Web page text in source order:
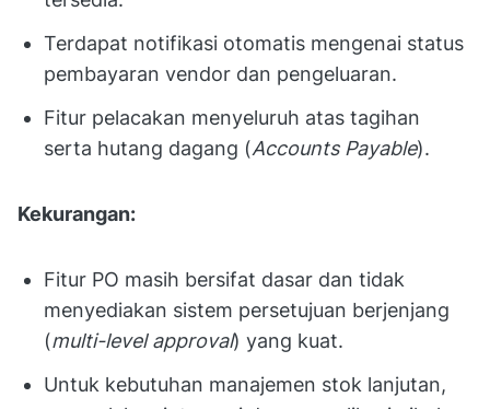
Terdapat notifikasi otomatis mengenai status
pembayaran vendor dan pengeluaran.
Fitur pelacakan menyeluruh atas tagihan
serta hutang dagang (Accounts Payable).
Kekurangan:
Fitur PO masih bersifat dasar dan tidak
menyediakan sistem persetujuan berjenjang
(multi-level approval) yang kuat.
Untuk kebutuhan manajemen stok lanjutan,